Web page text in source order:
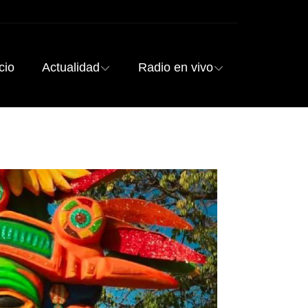
Actualidad Radio en vivo